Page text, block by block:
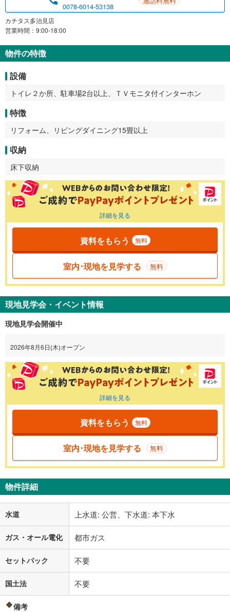
0078-6014-53138
カチタス多治見店
営業時間：9:00-18:00
物件の特徴
設備
トイレ２か所、駐車場2台以上、ＴＶモニタ付インターホン
特徴
リフォーム、リビングダイニング15畳以上
収納
床下収納
詳細を見る
資料をもらう 無料
室内･現地を見学する 無料
現地見学会・イベント情報
現地見学会開催中
2026年8月6日(木)オープン
詳細を見る
資料をもらう 無料
室内･現地を見学する 無料
物件詳細
水道 上水道: 公営、下水道: 本下水
ガス・オール電化 都市ガス
セットバック 不要
国土法 不要
備考